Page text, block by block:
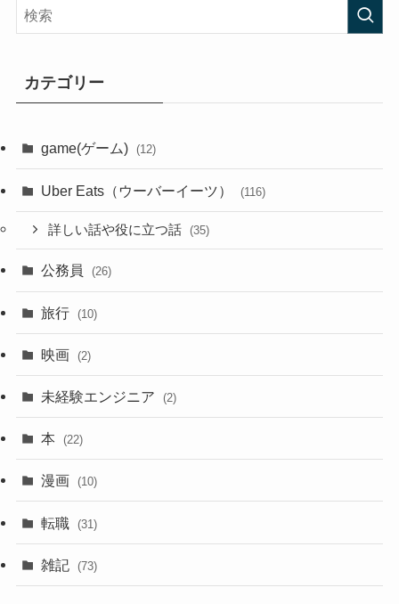
カテゴリー
game(ゲーム) (12)
Uber Eats（ウーバーイーツ） (116)
詳しい話や役に立つ話 (35)
公務員 (26)
旅行 (10)
映画 (2)
未経験エンジニア (2)
本 (22)
漫画 (10)
転職 (31)
雑記 (73)